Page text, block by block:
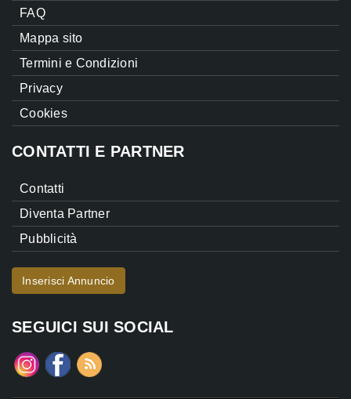
FAQ
Mappa sito
Termini e Condizioni
Privacy
Cookies
CONTATTI E PARTNER
Contatti
Diventa Partner
Pubblicità
Inserisci Annuncio
SEGUICI SUI SOCIAL